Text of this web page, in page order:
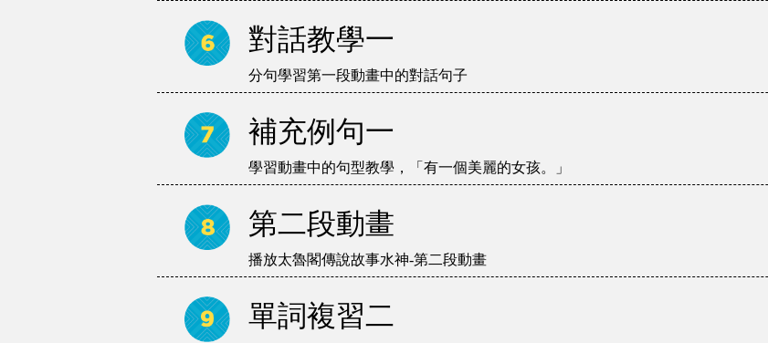
對話教學一
分句學習第一段動畫中的對話句子
補充例句一
學習動畫中的句型教學，「有一個美麗的女孩。」
第二段動畫
播放太魯閣傳說故事水神-第二段動畫
單詞複習二